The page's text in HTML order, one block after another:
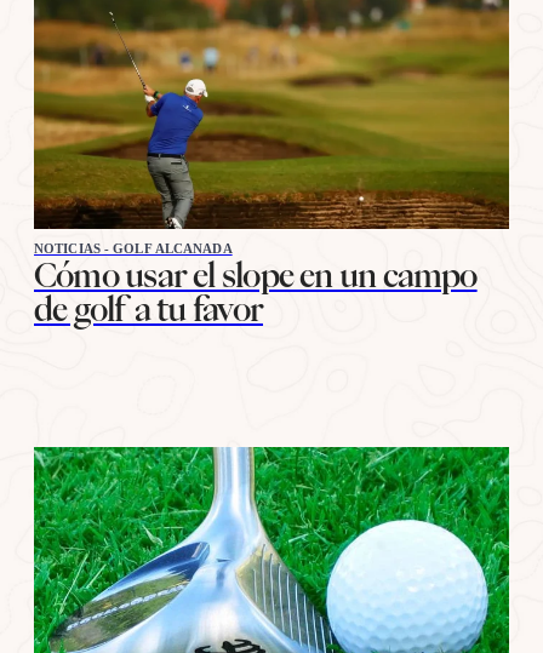
NOTICIAS - GOLF ALCANADA
Cómo usar el slope en un campo
de golf a tu favor